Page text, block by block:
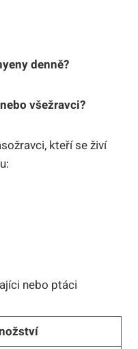
denně?
všežravci?
kteří se živí
nebo ptáci